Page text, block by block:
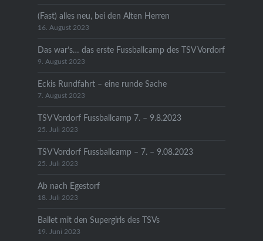
(Fast) alles neu, bei den Alten Herren
16. August 2023
Das war’s… das erste Fussballcamp des TSV Vordorf
9. August 2023
Eckis Rundfahrt – eine runde Sache
7. August 2023
TSV Vordorf Fussballcamp 7. – 9.8.2023
25. Juli 2023
TSV Vordorf Fussballcamp – 7. – 9.08.2023
25. Juli 2023
Ab nach Egestorf
18. Juli 2023
Ballet mit den Supergirls des TSVs
19. Juni 2023